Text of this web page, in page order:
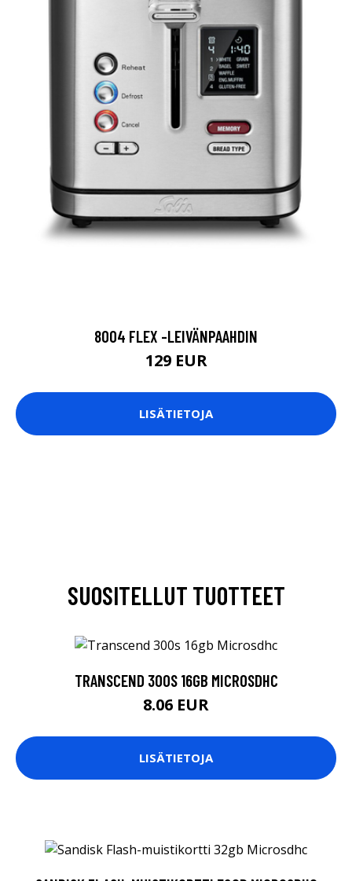
8004 FLEX -LEIVÄNPAAHDIN
129 EUR
LISÄTIETOJA
SUOSITELLUT TUOTTEET
TRANSCEND 300S 16GB MICROSDHC
8.06 EUR
LISÄTIETOJA